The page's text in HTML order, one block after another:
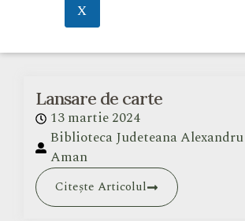
X
Lansare de carte
13 martie 2024
Biblioteca Judeteana
Aman
Citește Articolul